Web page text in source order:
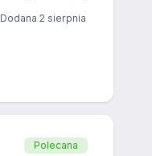
Dodana 2 sierpnia
Polecana